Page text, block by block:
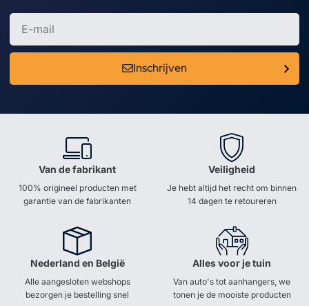
Inschrijven
Van de fabrikant
100% origineel producten met
garantie van de fabrikanten
Veiligheid
Je hebt altijd het recht om binnen
14 dagen te retoureren
Nederland en België
Alle aangesloten webshops
bezorgen je bestelling snel
Alles voor je tuin
Van auto's tot aanhangers, we
tonen je de mooiste producten